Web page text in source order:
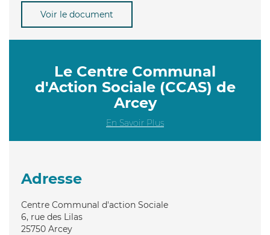
Voir le document
Le Centre Communal
d'Action Sociale (CCAS) de
Arcey
En Savoir Plus
Adresse
Centre Communal d'action Sociale
6, rue des Lilas
25750 Arcey